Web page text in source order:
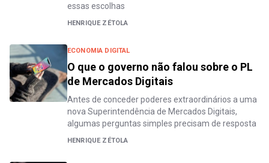
essas escolhas
HENRIQUE ZÉTOLA
ECONOMIA DIGITAL
O que o governo não falou sobre o PL
de Mercados Digitais
Antes de conceder poderes extraordinários a uma
nova Superintendência de Mercados Digitais,
algumas perguntas simples precisam de resposta
HENRIQUE ZÉTOLA